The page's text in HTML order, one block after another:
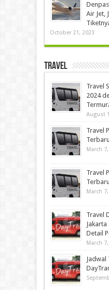
Air Jet,
October 21, 2023
Travel
Travel
2024
August
Travel
March
Travel
March
Travel
Detail
March
Jadwal